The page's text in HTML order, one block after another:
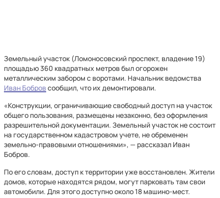
Земельный участок (Ломоносовский проспект, владение 19)
площадью 360 квадратных метров был огорожен
металлическим забором с воротами. Начальник ведомства
Иван Бобров сообщил, что их демонтировали.
«Конструкции, ограничивающие свободный доступ на участок
общего пользования, размещены незаконно, без оформления
разрешительной документации. Земельный участок не состоит
на государственном кадастровом учете, не обременен
земельно-правовыми отношениями», — рассказал Иван
Бобров.
По его словам, доступ к территории уже восстановлен. Жители
домов, которые находятся рядом, могут парковать там свои
автомобили. Для этого доступно около 18 машино-мест.